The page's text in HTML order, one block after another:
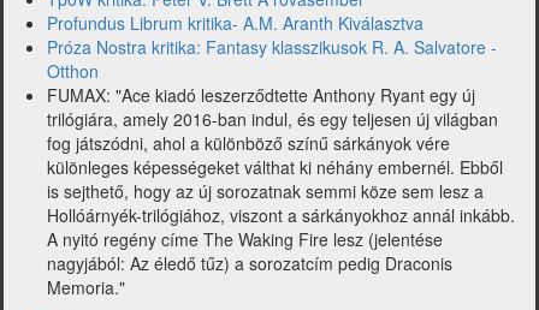
Profundus Librum kritika- A.M. Aranth Kiválasztva
Próza Nostra kritika: Fantasy klasszikusok R. A. Salvatore -
Otthon
FUMAX: "Ace kiadó leszerződtette Anthony Ryant egy új
trilógiára, amely 2016-ban indul, és egy teljesen új világban
fog játszódni, ahol a különböző színű sárkányok vére
különleges képességeket válthat ki néhány embernél. Ebből
is sejthető, hogy az új sorozatnak semmi köze sem lesz a
Hollóárnyék-trilógiához, viszont a sárkányokhoz annál inkább.
A nyitó regény címe The Waking Fire lesz (jelentése
nagyjából: Az éledő tűz) a sorozatcím pedig Draconis
Memoria."